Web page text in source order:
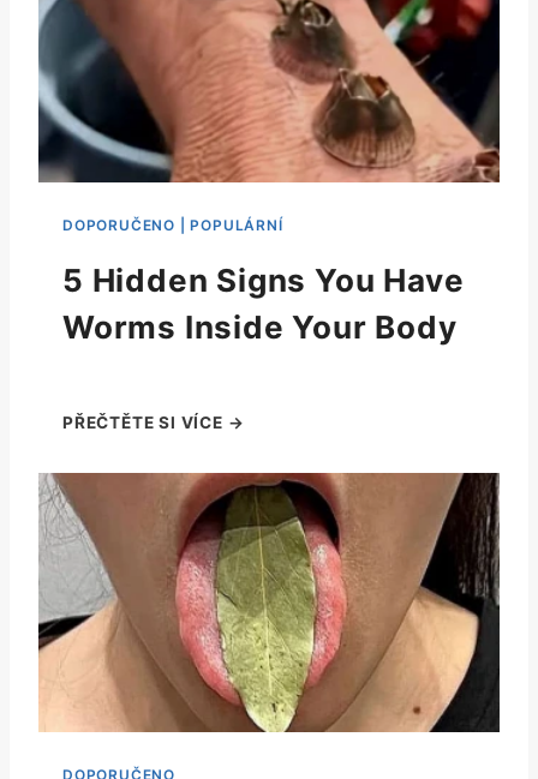
5 Hidden Signs You Have
Worms Inside Your Body